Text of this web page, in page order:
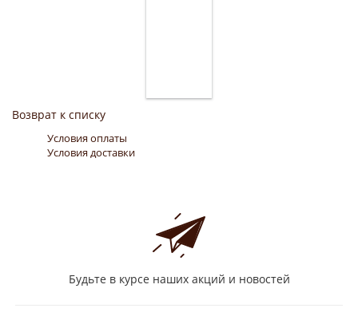
Возврат к списку
Условия оплаты
Условия доставки
Будьте в курсе наших акций и новостей